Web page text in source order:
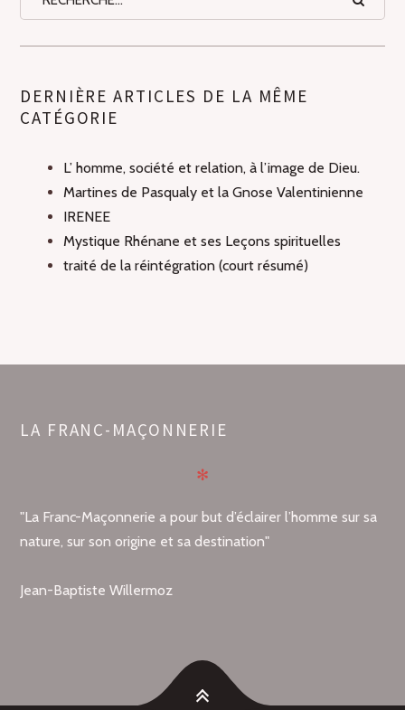
DERNIÈRE ARTICLES DE LA MÊME
CATÉGORIE
L’ homme, société et relation, à l’image de Dieu.
Martines de Pasqualy et la Gnose Valentinienne
IRENEE
Mystique Rhénane et ses Leçons spirituelles
traité de la réintégration (court résumé)
LA FRANC-MAÇONNERIE
✻
"La Franc-Maçonnerie a pour but d’éclairer l’homme sur sa
nature, sur son origine et sa destination"
Jean-Baptiste Willermoz